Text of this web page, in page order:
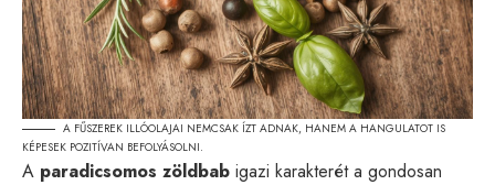
A FŰSZEREK ILLÓOLAJAI NEMCSAK ÍZT ADNAK, HANEM A HANGULATOT IS
KÉPESEK POZITÍVAN BEFOLYÁSOLNI.
A paradicsomos zöldbab igazi karakterét a gondosan